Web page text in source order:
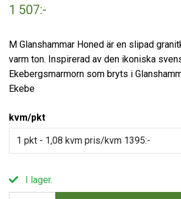
1 507:-
M Glanshammar Honed är en slipad
varm ton. Inspirerad av den ikoniska
Ekebergsmarmorn som bryts i
Ekebe
kvm/pkt
1 pkt - 1,08 kvm pris/kvm 1395:-
I lager.